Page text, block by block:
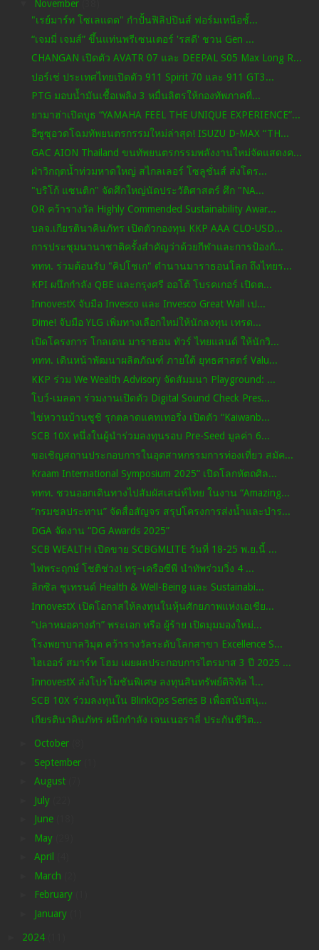
November
"เรย์มาร์ท โซเลแดด" กำปั้นฟิลิปปินส์ ฟอร์มเหนือชั้...
“เจมมี่ เจมส์” ขึ้นแท่นพรีเซนเตอร์ 'รสดี' ชวน Gen ...
CHANGAN เปิดตัว AVATR 07 และ DEEPAL S05 Max Long R...
ปอร์เช่ ประเทศไทยเปิดตัว 911 Spirit 70 และ 911 GT3...
PTG มอบน้ำมันเชื้อเพลิง 3 หมื่นลิตรให้กองทัพภาคที่...
ยามาฮ่าเปิดบูธ “YAMAHA FEEL THE UNIQUE EXPERIENCE”...
อีซูซุอวดโฉมทัพยนตรกรรมใหม่ล่าสุด! ISUZU D-MAX “TH...
GAC AION Thailand ขนทัพยนตรกรรมพลังงานใหม่จัดแสดงค...
ฝ่าวิกฤตน้ำท่วมหาดใหญ่ สไกลเลอร์ โซลูชั่นส์ ส่งโดร...
"บริโก้ แซนติก" จัดศึกใหญ่นัดประวัติศาสตร์ ศึก "NA...
OR คว้ารางวัล Highly Commended Sustainability Awar...
บลจ.เกียรตินาคินภัทร เปิดตัวกองทุน KKP AAA CLO-USD...
การประชุมนานาชาติครั้งสำคัญว่าด้วยกีฬาและการป้องกั...
ททท. ร่วมต้อนรับ "คิปโชเก" ตำนานมาราธอนโลก ถึงไทยร...
KPI ผนึกกำลัง QBE และกรุงศรี ออโต้ โบรคเกอร์ เปิดต...
InnovestX จับมือ Invesco และ Invesco Great Wall เป...
Dime! จับมือ YLG เพิ่มทางเลือกใหม่ให้นักลงทุน เทรด...
เปิดโครงการ โกลเดน มาราธอน ทัวร์ ไทยแลนด์ ให้นักวิ...
ททท. เดินหน้าพัฒนาผลิตภัณฑ์ ภายใต้ ยุทธศาสตร์ Valu...
KKP ร่วม We Wealth Advisory จัดสัมมนา Playground: ...
โบว์-เมลดา ร่วมงานเปิดตัว Digital Sound Check Pres...
ไข่หวานบ้านซูชิ รุกตลาดแคทเทอริ่ง เปิดตัว “Kaiwanb...
SCB 10X หนึ่งในผู้นำร่วมลงทุนรอบ Pre-Seed มูลค่า 6...
ขอเชิญสถานประกอบการในอุตสาหกรรมการท่องเที่ยว สมัค...
Kraam International Symposium 2025” เปิดโลกหัตถศิล...
ททท. ชวนออกเดินทางไปสัมผัสเสน่ห์ไทย ในงาน “Amazing...
“กรมชลประทาน” จัดสื่อสัญจร สรุปโครงการส่งน้ำและบำร...
DGA จัดงาน “DG Awards 2025”
SCB WEALTH เปิดขาย SCBGMLITE วันที่ 18-25 พ.ย.นี้ ...
ไฟพระฤกษ์ โชติช่วง! ทรู–เครือซีพี นำทัพร่วมวิ่ง 4 ...
ลิกซิล ชูเทรนด์ Health & Well-Being และ Sustainabi...
InnovestX เปิดโอกาสให้ลงทุนในหุ้นศักยภาพแห่งเอเชีย...
“ปลาหมอคางดำ” พระเอก หรือ ผู้ร้าย เปิดมุมมองใหม่...
โรงพยาบาลวิมุต คว้ารางวัลระดับโลกสาขา Excellence S...
ไฮเออร์ สมาร์ท โฮม เผยผลประกอบการไตรมาส 3 ปี 2025 ...
InnovestX ส่งโปรโมชันพิเศษ ลงทุนสินทรัพย์ดิจิทัล ไ...
SCB 10X ร่วมลงทุนใน BlinkOps Series B เพื่อสนับสนุ...
เกียรตินาคินภัทร ผนึกกำลัง เจนเนอราลี่ ประกันชีวิต...
October
September
August
July
June
May
April
March
February
January
2024